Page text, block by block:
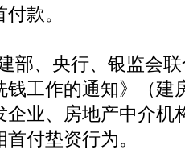
款。
部、央行、银监会
钱工作的通知》（建
企业、房地产中介机
付垫资行为。